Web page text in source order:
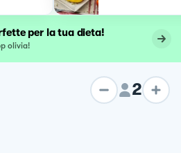
per la tua dieta!
olivia!
2